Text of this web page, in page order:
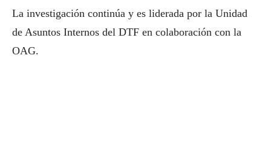
La investigación continúa y es liderada por la Unidad
de Asuntos Internos del DTF en colaboración con la
OAG.